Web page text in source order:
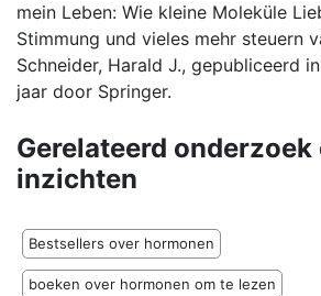
mein Leben: Wie kleine Moleküle
Stimmung und vieles mehr steuern
Schneider, Harald J., gepubliceerd
jaar door Springer.
Gerelateerd onderzoek
inzichten
Bestsellers over hormonen
boeken over hormonen om te lezen